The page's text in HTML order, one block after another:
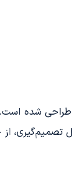
طراحی شده
از